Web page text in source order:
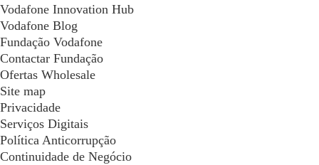
Vodafone Innovation Hub
Vodafone Blog
Fundação Vodafone
Contactar Fundação
Ofertas Wholesale
Site map
Privacidade
Serviços Digitais
Política Anticorrupção
Continuidade de Negócio